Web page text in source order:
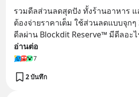
รวมดีลส่วนลดสุดปัง ทั้งร้านอาหาร
ต้องจ่ายราคาเต็ม ใช้ส่วนลดแบบจุกๆ
ดีลผ่าน Blockdit Reserve™ มีดีลอะ
อ่านต่อ
7
2 บันทึก